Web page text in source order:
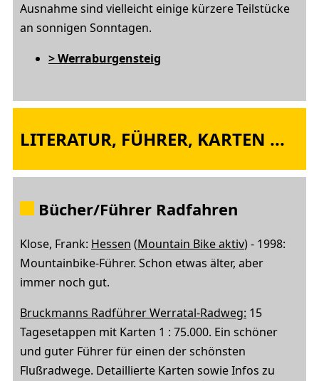
Ausnahme sind vielleicht einige kürzere Teilstücke
an sonnigen Sonntagen.
> Werraburgensteig
LITERATUR, FÜHRER, KARTEN ...
Bücher/Führer Radfahren
Klose, Frank: Hessen (Mountain Bike aktiv) - 1998:
Mountainbike-Führer. Schon etwas älter, aber
immer noch gut.
Bruckmanns Radführer Werratal-Radweg: 15
Tagesetappen mit Karten 1 : 75.000. Ein schöner
und guter Führer für einen der schönsten
Flußradwege. Detaillierte Karten sowie Infos zu